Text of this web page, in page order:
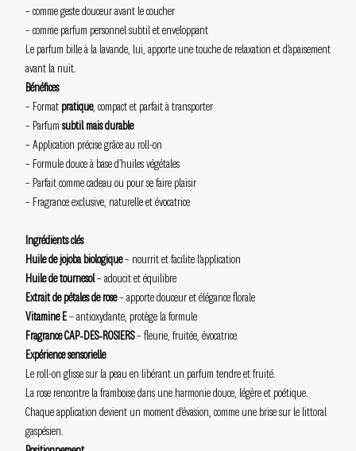
– comme geste douceur avant le coucher
– comme parfum personnel subtil et enveloppant
Le parfum bille à la lavande, lui, apporte une touche de relaxation et d’apaisement
avant la nuit.
Bénéfices
– Format pratique, compact et parfait à transporter
– Parfum subtil mais durable
– Application précise grâce au roll-on
– Formule douce à base d’huiles végétales
– Parfait comme cadeau ou pour se faire plaisir
– Fragrance exclusive, naturelle et évocatrice
Ingrédients clés
Huile de jojoba biologique– nourrit et facilite l’application
Huile de tournesol– adoucit et équilibre
Extrait de pétales de rose– apporte douceur et élégance florale
Vitamine E– antioxydante, protège la formule
Fragrance CAP‑DES‑ROSIERS– fleurie, fruitée, évocatrice
Expérience sensorielle
Le roll-on glisse sur la peau en libérant un parfum tendre et fruité.
La rose rencontre la framboise dans une harmonie douce, légère et poétique.
Chaque application devient un moment d’évasion, comme une brise sur le littoral
gaspésien.